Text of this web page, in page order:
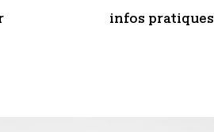
infos pratiques